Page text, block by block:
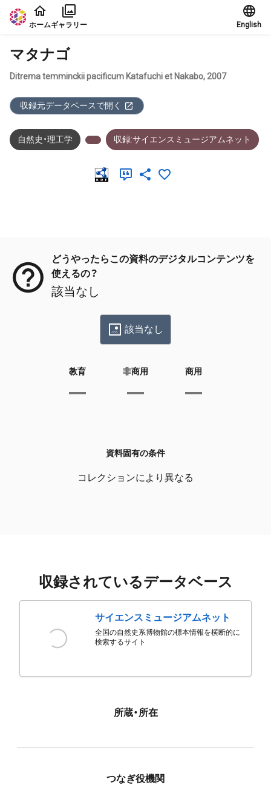
本文に飛ぶ
ホームギャラリー English
マタナゴ
Ditrema temminckii pacificum Katafuchi et Nakabo, 2007
収録元データベースで開く
自然史・理工学 収録:サイエンスミュージアムネット
どうやったらこの資料のデジタルコンテンツを
使えるの？
該当なし
該当なし
教育 非商用 商用
資料固有の条件
コレクションにより異なる
収録されているデータベース
サイエンスミュージアムネット
全国の自然史系博物館の標本情報を横断的に
検索するサイト
所蔵・所在
つなぎ役機関